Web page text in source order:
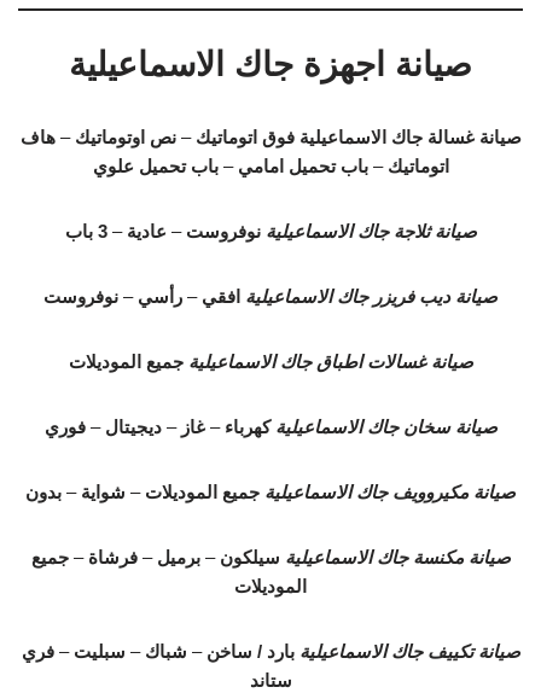
صيانة اجهزة جاك الاسماعيلية
صيانة غسالة جاك الاسماعيلية فوق اتوماتيك –نص اوتوماتيك –هاف
اتوماتيك –باب تحميل امامي –باب تحميل علوي
صيانة ثلاجة جاك الاسماعيلية نوفروست – عادية –3 باب
صيانة ديب فريزر جاك الاسماعيلية افقي – رأسي – نوفروست
صيانة غسالات اطباق جاك الاسماعيلية جميع الموديلات
صيانة سخان جاك الاسماعيلية كهرباء –غاز –ديجيتال –فوري
صيانة مكيروويف جاك الاسماعيلية جميع الموديلات – شواية – بدون
صيانة مكنسة جاك الاسماعيلية سيلكون –برميل –فرشاة –جميع
الموديلات
صيانة تكييف جاك الاسماعيلية بارد / ساخن – شباك – سبليت –فري
ستاند